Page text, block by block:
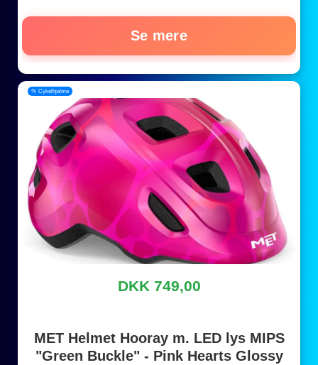
Se mere
📂 Cykelhjelme
DKK 749,00
MET Helmet Hooray m. LED lys MIPS
"Green Buckle" - Pink Hearts Glossy